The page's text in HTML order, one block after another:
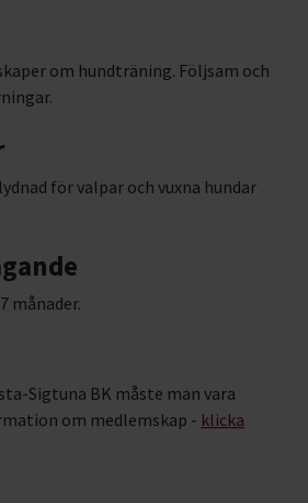
om hundträning. Följsam och
för valpar och vuxna hundar
månader.
Sigtuna BK måste man vara
om medlemskap - klicka